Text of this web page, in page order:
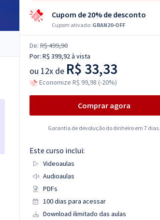
Cupom de 20% de desconto
Cupom ativado: GRAN20-OFF
De: R$ 499,90
Por: R$ 399,92à vista
ou 12x de R$ 33,33
Economize R$ 99,98 (-20%)
Comprar agora
Garantia de devolução do dinheiro em 7 dias.
Este curso inclui:
Videoaulas
Audioaulas
PDFs
100 dias para acessar
Download ilimitado das aulas